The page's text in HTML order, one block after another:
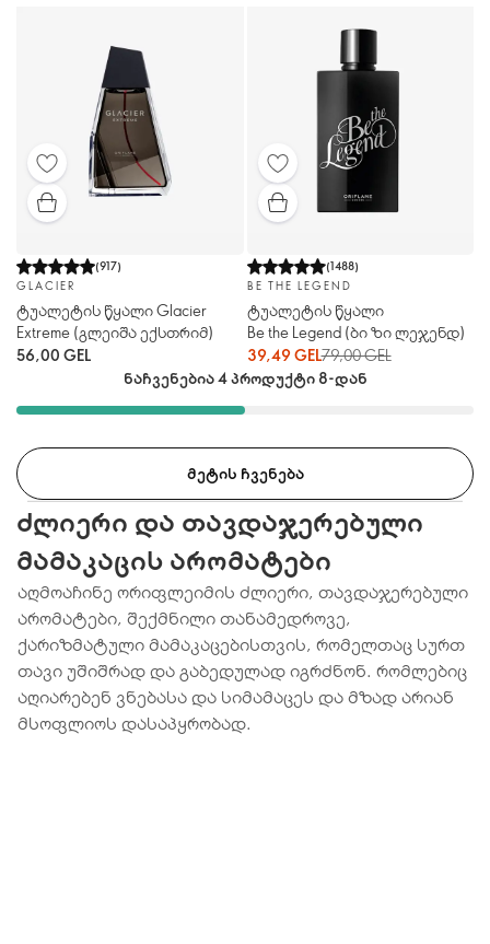
(917)
GLACIER
ტუალეტის წყალი Glacier
Extreme (გლეიშა ექსთრიმ)
56,00 GEL
(1488)
BE THE LEGEND
ტუალეტის წყალი
Be the Legend (ბი ზი ლეჯენდ)
39,49 GEL79,00 GEL
ნაჩვენებია 4 პროდუქტი 8-დან
ᲛᲔᲢᲘᲡ ᲩᲕᲔᲜᲔᲑᲐ
ძლიერი და თავდაჯერებული
მამაკაცის არომატები
აღმოაჩინე ორიფლეიმის ძლიერი, თავდაჯერებული
არომატები, შექმნილი თანამედროვე,
ქარიზმატული მამაკაცებისთვის, რომელთაც სურთ
თავი უშიშრად და გაბედულად იგრძნონ. რომლებიც
აღიარებენ ვნებასა და სიმამაცეს და მზად არიან
მსოფლიოს დასაპყრობად.